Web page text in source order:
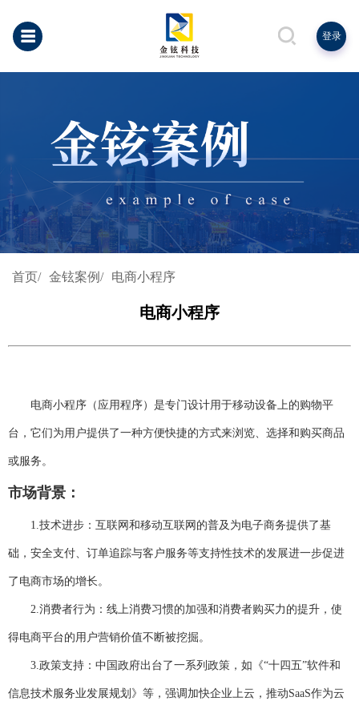
登录
首页/ 金铉案例/ 电商小程序
电商小程序
电商小程序 （应用程序）是专门设计用于移动设备上的购物平
台，它们为用户提供了一种方便快捷的方式来浏览、选择和购买商品
或服务。
市场背景：
1. 技术进步：互联网和移动互联网的普及为电子商务提供了基
础，安全支付、订单追踪与客户服务等支持性技术的发展进一步促进
了电商市场的增长。
2. 消费者行为：线上消费习惯的加强和消费者购买力的提升，使
得电商平台的用户营销价值不断被挖掘。
3. 政策支持：中国政府出台了一系列政策，如《“十四五”软件和
信息技术服务业发展规划》等，强调加快企业上云，推动SaaS作为云